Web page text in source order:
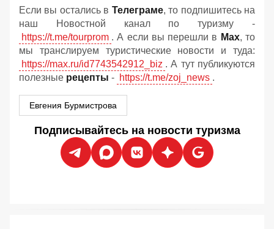
Если вы остались в Телеграме, то подпишитесь на
наш Новостной канал по туризму -
https://t.me/tourprom . А если вы перешли в Мах, то
мы транслируем туристические новости и туда:
https://max.ru/id7743542912_biz . А тут публикуются
полезные рецепты - https://t.me/zoj_news .
Евгения Бурмистрова
Подписывайтесь на новости туризма